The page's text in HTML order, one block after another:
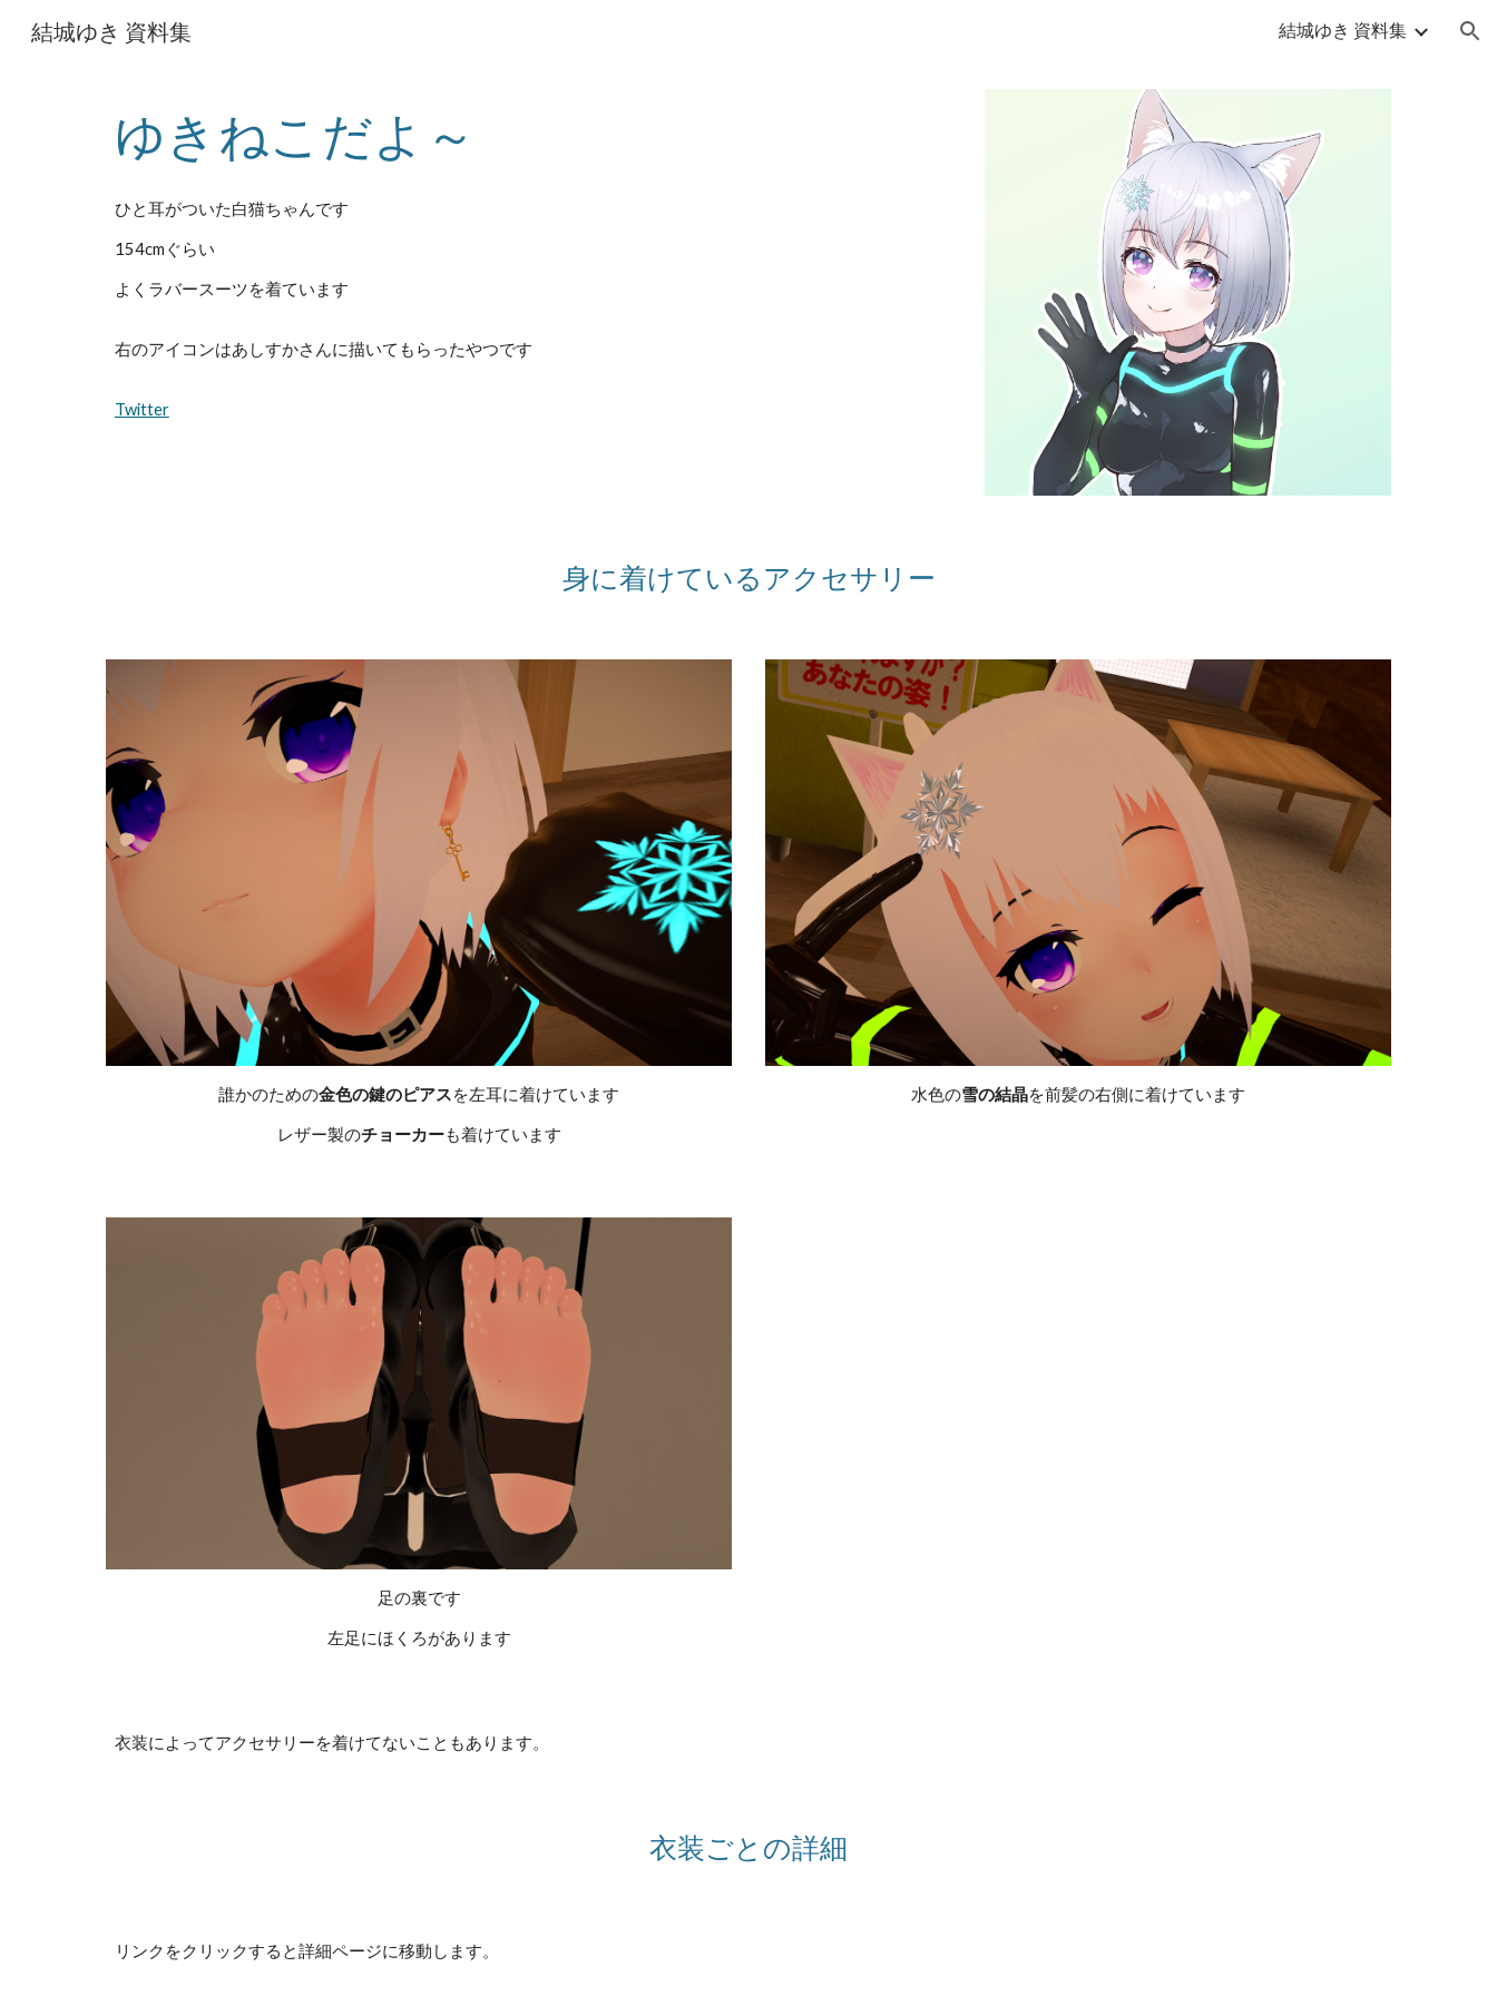
結城ゆき 資料集 結城ゆき 資料集
ゆきねこだよ～
ひと耳がついた白猫ちゃんです
154cmぐらい
よくラバースーツを着ています
右のアイコンはあしすかさんに描いてもらったやつです
Twitter
身に着けているアクセサリー
誰かのための金色の鍵のピアスを左耳に着けています
レザー製のチョーカーも着けています
水色の雪の結晶を前髪の右側に着けています
足の裏です
左足にほくろがあります
衣装によってアクセサリーを着けてないこともあります。
衣装ごとの詳細
リンクをクリックすると詳細ページに移動します。